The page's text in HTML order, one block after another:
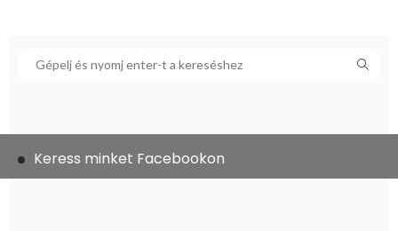
Keress minket Facebookon